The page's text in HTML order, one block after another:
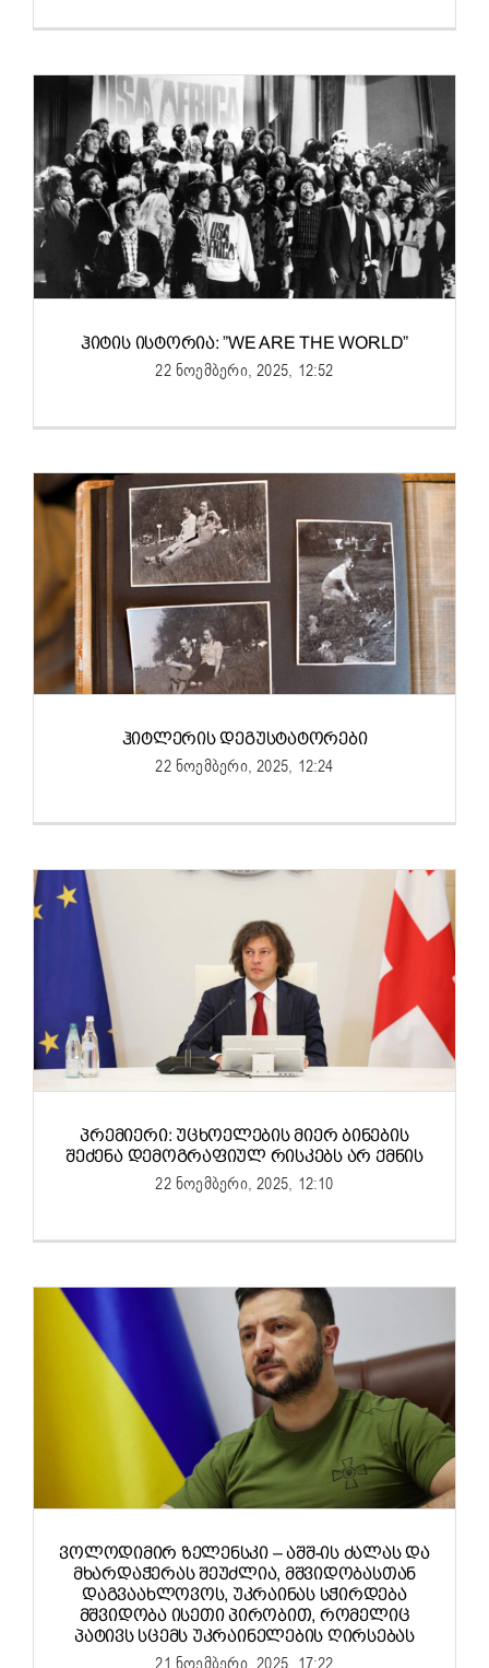
ᲰᲘᲢᲘᲡ ᲘᲡᲢᲝᲠᲘᲐ: ”WE ARE THE WORLD”
22 ნოემბერი, 2025, 12:52
ᲰᲘᲢᲚᲔᲠᲘᲡ ᲓᲔᲒᲣᲡᲢᲐᲢᲝᲠᲔᲑᲘ
22 ნოემბერი, 2025, 12:24
ᲞᲠᲔᲛᲘᲔᲠᲘ: ᲣᲪᲮᲝᲔᲚᲔᲑᲘᲡ ᲛᲘᲔᲠ ᲑᲘᲜᲔᲑᲘᲡ
ᲨᲔᲫᲔᲜᲐ ᲓᲔᲛᲝᲒᲠᲐᲤᲘᲣᲚ ᲠᲘᲡᲙᲔᲑᲡ ᲐᲠ ᲥᲛᲜᲘᲡ
22 ნოემბერი, 2025, 12:10
ᲕᲝᲚᲝᲓᲘᲛᲘᲠ ᲖᲔᲚᲔᲜᲡᲙᲘ – ᲐᲨᲨ-ᲘᲡ ᲫᲐᲚᲐᲡ ᲓᲐ
ᲛᲮᲐᲠᲓᲐᲭᲔᲠᲐᲡ ᲨᲔᲣᲫᲚᲘᲐ, ᲛᲨᲕᲘᲓᲝᲑᲐᲡᲗᲐᲜ
ᲓᲐᲒᲕᲐᲐᲮᲚᲝᲕᲝᲡ, ᲣᲙᲠᲐᲘᲜᲐᲡ ᲡᲭᲘᲠᲓᲔᲑᲐ
ᲛᲨᲕᲘᲓᲝᲑᲐ ᲘᲡᲔᲗᲘ ᲞᲘᲠᲝᲑᲘᲗ, ᲠᲝᲛᲔᲚᲘᲪ
ᲞᲐᲢᲘᲕᲡ ᲡᲪᲔᲛᲡ ᲣᲙᲠᲐᲘᲜᲔᲚᲔᲑᲘᲡ ᲦᲘᲠᲡᲔᲑᲐᲡ
21 ნოემბერი, 2025, 17:22